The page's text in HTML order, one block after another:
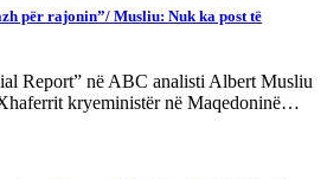
për rajonin”/ Musliu: Nuk ka post të
Report” në ABC analisti Albert Musliu
kryeministër në Maqedoninë…